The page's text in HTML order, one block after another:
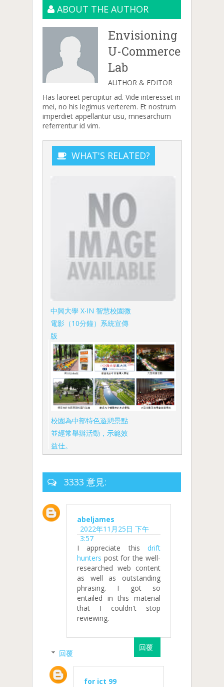
ABOUT THE AUTHOR
Envisioning
U-Commerce
Lab
AUTHOR & EDITOR
Has laoreet percipitur ad. Vide interesset in
mei, no his legimus verterem. Et nostrum
imperdiet appellantur usu, mnesarchum
referrentur id vim.
WHAT'S RELATED?
中興大學 X‧IN 智慧校園微
電影（10分鐘）系統宣傳
版
校園為中部特色遊憩景點
並經常舉辦活動，示範效
益佳。
3333 意見:
abeljames
2022年11月25日 下午
3:57
I appreciate this drift
hunters post for the well-
researched web content
as well as outstanding
phrasing. I got so
entailed in this material
that I couldn't stop
reviewing.
回覆
回覆
for ict 99